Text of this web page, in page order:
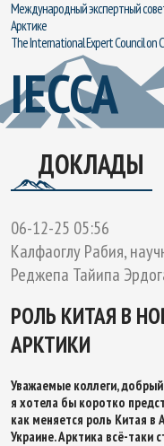
Международный экспертный
Арктике
The International Expert Council on
IECCA
ДОКЛАДЫ
06-12-25 05:56
Калфаоглу Рабия,
Реджепа Тайипа
РОЛЬ КИТАЯ В
АРКТИКИ
Уважаемые коллеги,
я хотела бы коротко
как меняется роль Китая в
Украине. Арктика всё-таки